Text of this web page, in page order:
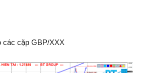
các cặp GBP/XXX